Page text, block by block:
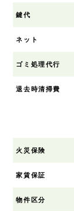
鍵代
ネット
ゴミ処理代行
退去時清掃費
火災保険
家賃保証
物件区分